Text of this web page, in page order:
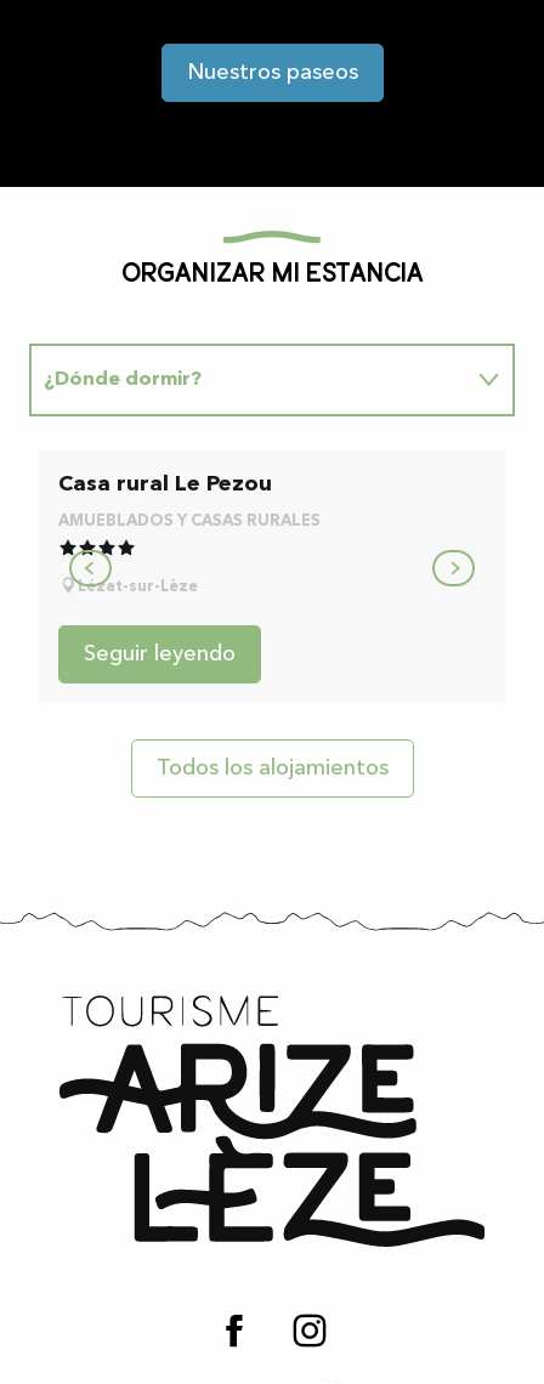
Nuestros paseos
Organizar mi estancia
¿Dónde dormir?
¿Dónde salir?
Casa rural Le Pezou
AMUEBLADOS Y CASAS RURALES
Lézat-sur-Lèze
Seguir leyendo
Todos los alojamientos